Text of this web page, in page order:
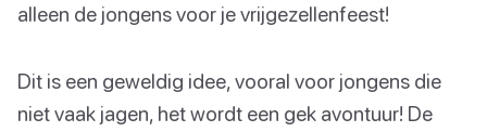
alleen de jongens voor je vrijgezellenfeest!
Dit is een geweldig idee, vooral voor jongens die
niet vaak jagen, het wordt een gek avontuur! De